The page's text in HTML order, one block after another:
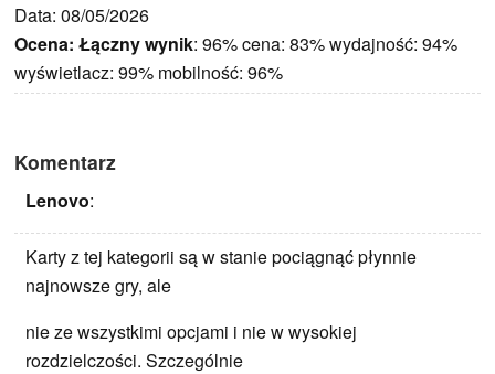
Data: 08/05/2026
Ocena: Łączny wynik: 96% cena: 83% wydajność: 94%
wyświetlacz: 99% mobilność: 96%
Komentarz
Lenovo:
Karty z tej kategorii są w stanie pociągnąć płynnie
najnowsze gry, ale
nie ze wszystkimi opcjami i nie w wysokiej
rozdzielczości. Szczególnie